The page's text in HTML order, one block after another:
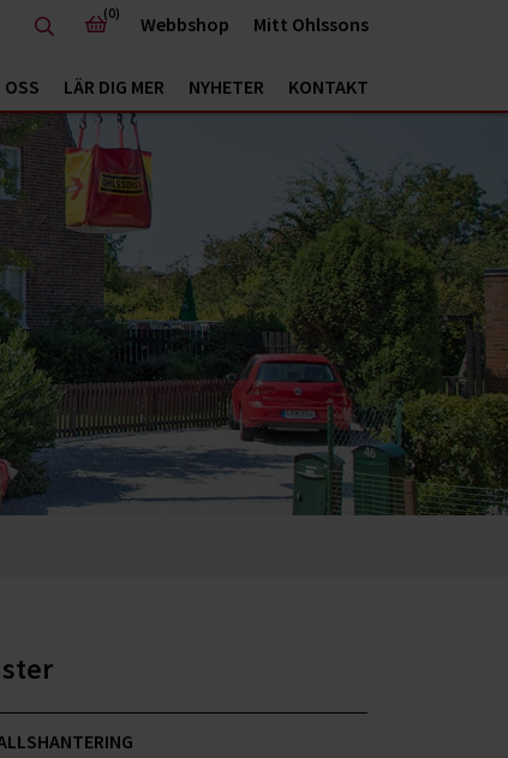
LÄR DIG MER NYHETER KONTAKT
(0) Webbshop Mitt Ohlssons